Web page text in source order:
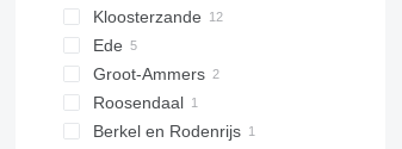
Kloosterzande
Ede
Groot-Ammers
Roosendaal
Berkel en Rodenrijs